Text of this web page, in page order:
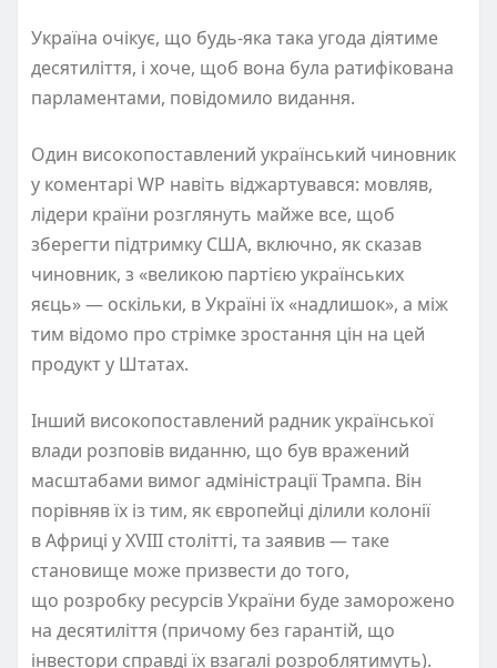
Україна очікує, що будь-яка така угода діятиме
десятиліття, і хоче, щоб вона була ратифікована
парламентами, повідомило видання.
Один високопоставлений український чиновник
у коментарі WP навіть віджартувався: мовляв,
лідери країни розглянуть майже все, щоб
зберегти підтримку США, включно, як сказав
чиновник, з «великою партією українських
яєць» — оскільки, вУкраїні їх«надлишок», а між
тим відомо про стрімке зростання цін на цей
продукт у Штатах.
Інший високопоставлений радник української
влади розповів виданню, що був вражений
масштабами вимог адміністрації Трампа. Він
порівняв їх із тим, як європейці ділили колонії
в Африці уXVIII столітті, та заявив —таке
становище може призвести до того,
що розробку ресурсів України буде заморожено
на десятиліття (причому без гарантій, що
інвестори справді їх взагалі розроблятимуть).